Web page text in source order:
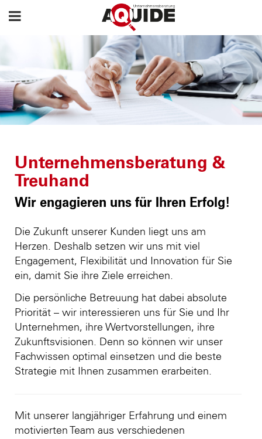
Unternehmensberatung &
Treuhand
Wir engagieren uns für Ihren Erfolg!
Die Zukunft unserer Kunden liegt uns am
Herzen. Deshalb setzen wir uns mit viel
Engagement, Flexibilität und Innovation für Sie
ein, damit Sie ihre Ziele erreichen.
Die persönliche Betreuung hat dabei absolute
Priorität – wir interessieren uns für Sie und Ihr
Unternehmen, ihre Wertvorstellungen, ihre
Zukunftsvisionen. Denn so können wir unser
Fachwissen optimal einsetzen und die beste
Strategie mit Ihnen zusammen erarbeiten.
Mit unserer langjähriger Erfahrung und einem
motivierten Team aus verschiedenen